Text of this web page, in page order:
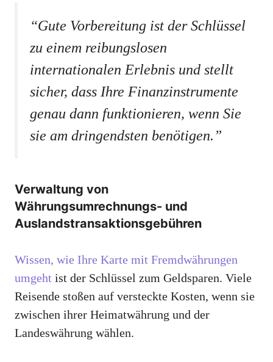
“Gute Vorbereitung ist der Schlüssel
zu einem reibungslosen
internationalen Erlebnis und stellt
sicher, dass Ihre Finanzinstrumente
genau dann funktionieren, wenn Sie
sie am dringendsten benötigen.”
Verwaltung von
Währungsumrechnungs- und
Auslandstransaktionsgebühren
Wissen, wie Ihre Karte mit Fremdwährungen
umgeht ist der Schlüssel zum Geldsparen. Viele
Reisende stoßen auf versteckte Kosten, wenn sie
zwischen ihrer Heimatwährung und der
Landeswährung wählen.